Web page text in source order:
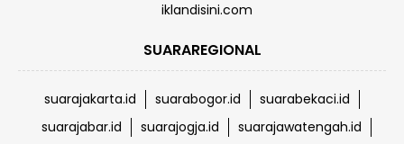
iklandisini.com
SUARAREGIONAL
suarajakarta.id suarabogor.id
suarabekaci.id
suarajabar.id
suarajogja.id
suarajawatengah.id